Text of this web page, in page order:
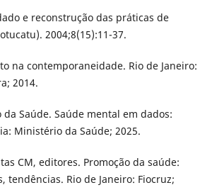
e reconstrução das práticas de
2004;8(15):11-37.
na contemporaneidade. Rio de Janeiro:
2014.
Saúde. Saúde mental em dados:
Ministério da Saúde; 2025.
CM, editores. Promoção da saúde:
tendências. Rio de Janeiro: Fiocruz;